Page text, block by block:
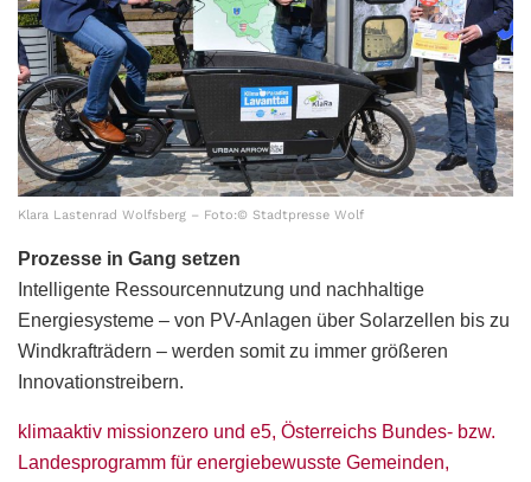
Klara Lastenrad Wolfsberg – Foto:© Stadtpresse Wolf
Prozesse in Gang setzen
Intelligente Ressourcennutzung und nachhaltige
Energiesysteme – von PV-Anlagen über Solarzellen bis zu
Windkrafträdern – werden somit zu immer größeren
Innovationstreibern.
klimaaktiv missionzero und e5, Österreichs Bundes- bzw.
Landesprogramm für energiebewusste Gemeinden,